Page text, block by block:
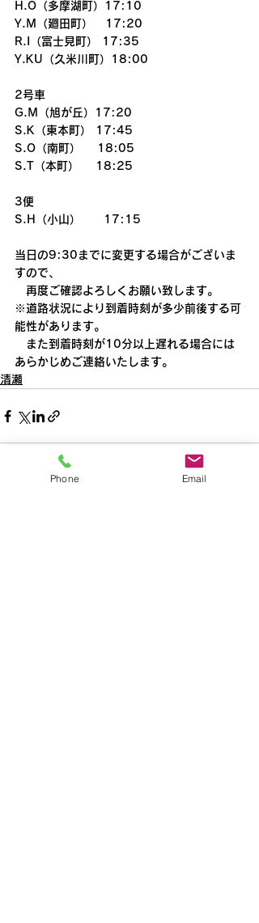
H.O（多摩湖町）17:10
Y.M（廻田町）   17:20
R.I（富士見町） 17:35
Y.KU（久米川町）18:00
2号車
G.M（旭が丘）17:20
S.K（東本町） 17:45
S.O（南町）    18:05
S.T（本町）    18:25
3便
S.H（小山）　　17:15
当日の9:30までに変更する場合がございま
すので、
再度ご確認よろしくお願い致します。
※道路状況により到着時刻が多少前後する可
能性があります。
また到着時刻が10分以上遅れる場合には
あらかじめご連絡いたします。
清瀬
Phone Email